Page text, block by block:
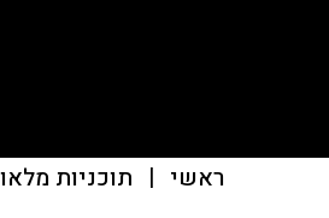
ראשי | תוכניות